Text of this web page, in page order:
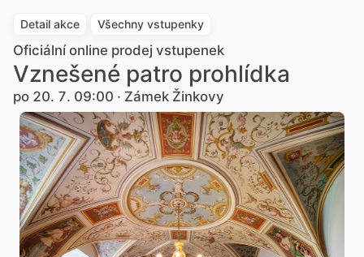
Detail akce Všechny vstupenky
Oficiální online prodej vstupenek
Vznešené patro prohlídka
po 20. 7. 09:00 · Zámek Žinkovy